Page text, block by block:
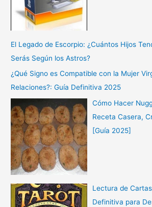
El Legado de Escorpio: ¿Cuántos Hijos
Serás Según los Astros?
¿Qué Signo es Compatible con la Mujer
Relaciones?: Guía Definitiva 2025
Cómo Hacer
Receta Casera,
[Guía 2025]
Lectura de
Definitiva para